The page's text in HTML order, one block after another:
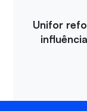
Unifor